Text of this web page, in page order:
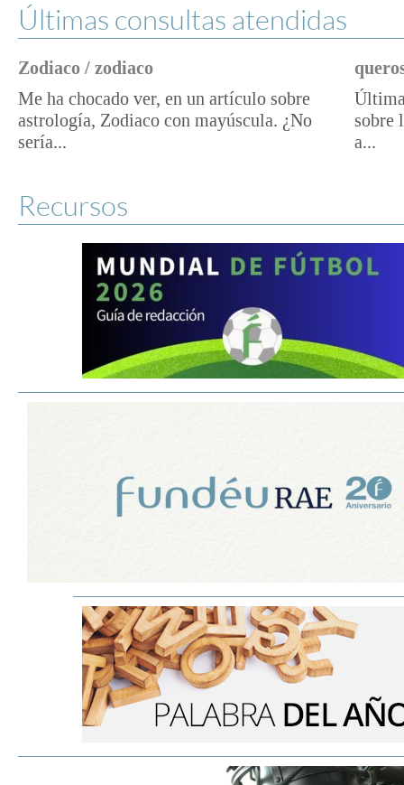
Últimas consultas atendidas
Zodiaco / zodiaco
Me ha chocado ver, en un artículo sobre
astrología, Zodiaco con mayúscula. ¿No
sería...
sobre
a...
Recursos